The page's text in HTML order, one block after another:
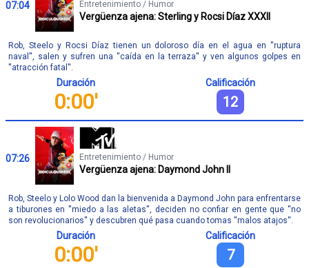
07:04 Entretenimiento / Humor
Vergüenza ajena: Sterling y Rocsi Díaz XXXII
Rob, Steelo y Rocsi Díaz tienen un doloroso día en el agua en ''ruptura
naval'', salen y sufren una ''caída en la terraza'' y ven algunos golpes en
''atracción fatal''.
Duración
0:00'
Calificación
12
07:26 Entretenimiento / Humor
Vergüenza ajena: Daymond John II
Rob, Steelo y Lolo Wood dan la bienvenida a Daymond John para enfrentarse
a tiburones en ''miedo a las aletas'', deciden no confiar en gente que ''no
son revolucionarios'' y descubren qué pasa cuando tomas ''malos atajos''.
Duración
0:00'
Calificación
7